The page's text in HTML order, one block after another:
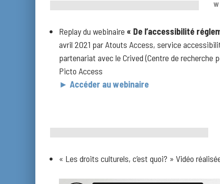
Replay du webinaire « De l’accessibilité
avril 2021 par Atouts Access, service
partenariat avec le Crived (Centre de recherche
Picto Access
► Accéder au webinaire
« Les droits culturels, c’est quoi? » Vidéo